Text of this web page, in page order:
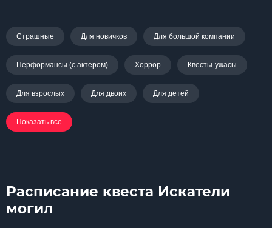
Страшные Для новичков Для большой компании
Перформансы (с актером) Хоррор Квесты-ужасы
Для взрослых Для двоих Для детей
Показать все
Расписание квеста Искатели
могил